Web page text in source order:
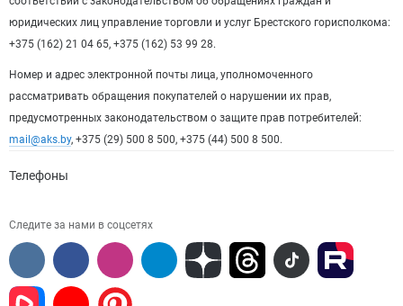
юридических лиц управление торговли и услуг Брестского горисполкома:
+375 (162) 21 04 65, +375 (162) 53 99 28.
Номер и адрес электронной почты лица, уполномоченного
рассматривать обращения покупателей о нарушении их прав,
предусмотренных законодательством о защите прав потребителей:
mail@aks.by, +375 (29) 500 8 500, +375 (44) 500 8 500.
Телефоны
Следите за нами в соцсетях